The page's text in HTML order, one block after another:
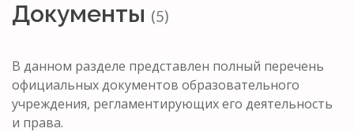
Документы (5)
В данном разделе представлен полный перечень
официальных документов образовательного
учреждения, регламентирующих его деятельность
и права.